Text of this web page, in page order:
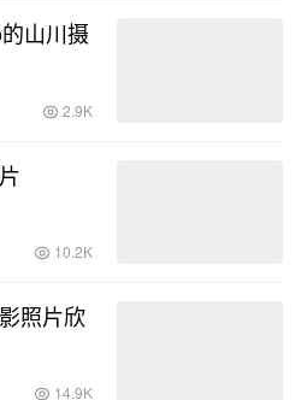
山川摄
2.9K
10.2K
照片欣
14.9K